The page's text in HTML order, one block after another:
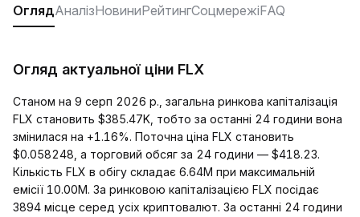
ОглядАналізНовиниРейтингСоцмережіFAQ
Огляд актуальної ціни FLX
Станом на 9 серп 2026 р., загальна ринкова капіталізація
FLX становить $385.47K, тобто за останні 24 години вона
змінилася на +1.16%. Поточна ціна FLX становить
$0.058248, а торговий обсяг за 24 години — $418.23.
Кількість FLX в обігу складає 6.64M при максимальній
емісії 10.00M. За ринковою капіталізацією FLX посідає
3894 місце серед усіх криптовалют. За останні 24 години